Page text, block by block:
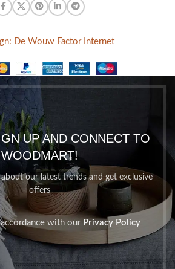
De Wouw Factor Internet
UP AND CONNECT TO
WOODMART!
our latest trends and get exclusive
offers
with our Privacy Policy